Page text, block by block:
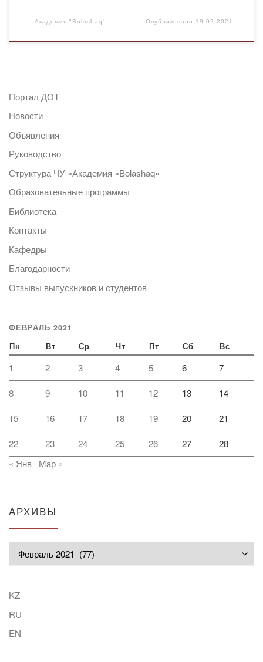
- Академия "Bolashaq" Опубликовано 19.02.2021
Портал ДОТ
Новости
Объявления
Руководство
Структура ЧУ «Академия «Bolashaq»
Образовательные программы
Библиотека
Контакты
Кафедры
Благодарности
Отзывы выпускников и студентов
ФЕВРАЛЬ 2021
Пн Вт Ср Чт Пт Сб Вс
1 2 3 4 5 6 7
8 9 10 11 12 13 14
15 16 17 18 19 20 21
22 23 24 25 26 27
28
« Янв
Мар »
АРХИВЫ
KZ
RU
EN